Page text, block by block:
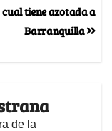
cual tiene azotada a
Barranquilla
de la